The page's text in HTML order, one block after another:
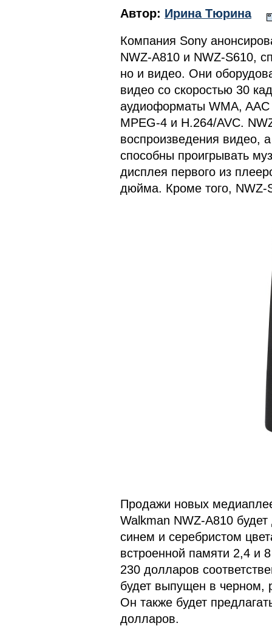
Автор: Ирина Тюрина
Компания Sony
NWZ-A810 и NWZ-S610,
но и видео. Они
видео со скоростью 30
аудиоформаты WMA,
MPEG-4 и H.264/AVC.
воспроизведения видео,
способны проигрывать
дисплея первого из
дюйма. Кроме того, NWZ-
Продажи новых
Walkman NWZ-A810
синем и серебристом
встроенной памяти 2,4 и
230 долларов
будет выпущен в черном,
Он также будет
долларов.